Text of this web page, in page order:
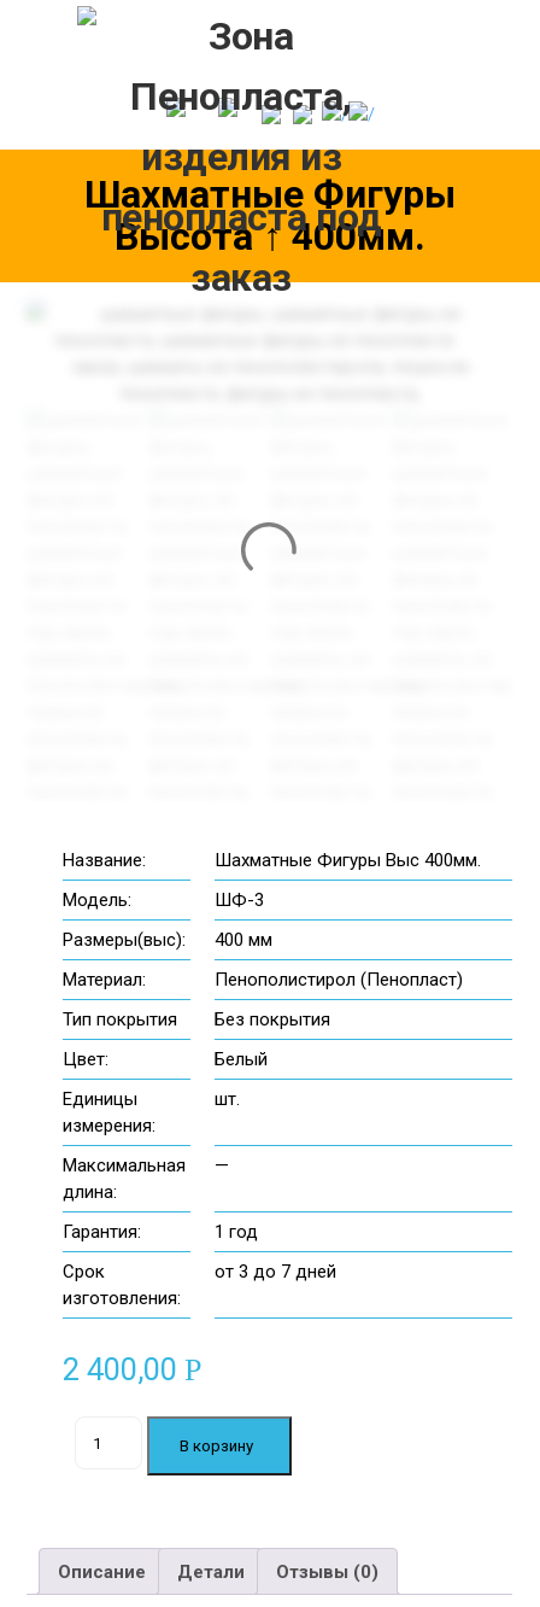
Шахматные Фигуры
Высота ↑ 400мм.
Название:
Шахматные Фигуры Выс 400мм.
Модель:
ШФ-3
Размеры(выс):
400 мм
Материал:
Пенополистирол (Пенопласт)
Тип покрытия
Без покрытия
Цвет:
Белый
Единицы
измерения:
шт.
Максимальная
длина:
—
Гарантия:
1 год
Срок
изготовления:
от 3 до 7 дней
2 400,00Р
товара
Шахматные
В корзину
Описание Детали Отзывы (0)